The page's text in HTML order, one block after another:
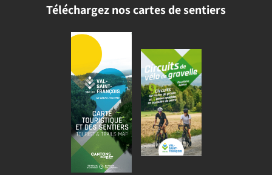
Téléchargez nos cartes de sentiers